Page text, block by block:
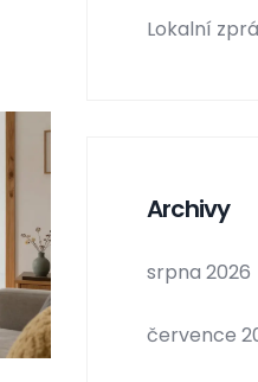
Lokalní
Archivy
srpna 2026
července